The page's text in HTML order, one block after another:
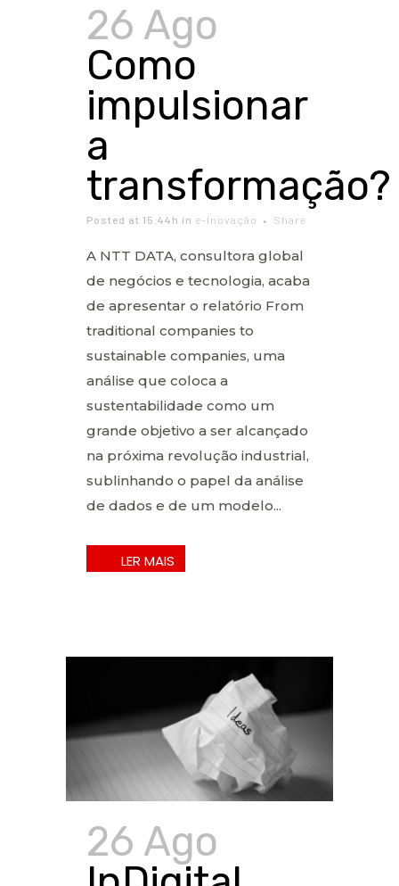
26 Ago
Como
impulsionar
a
transformação?
Posted at 15:44h in e-Inovação Share
A NTT DATA, consultora global
de negócios e tecnologia, acaba
de apresentar o relatório From
traditional companies to
sustainable companies, uma
análise que coloca a
sustentabilidade como um
grande objetivo a ser alcançado
na próxima revolução industrial,
sublinhando o papel da análise
de dados e de um modelo...
26 Ago